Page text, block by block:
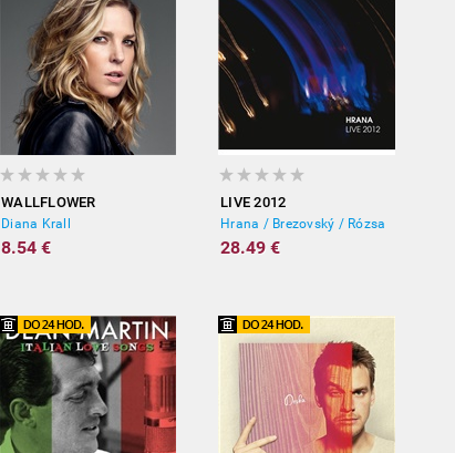
WALLFLOWER
Diana Krall
8.54 €
LIVE 2012
Hrana / Brezovský / Rózsa
28.49 €